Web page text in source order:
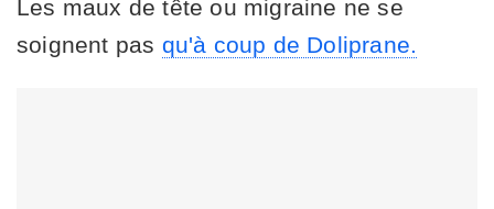
Les maux de tête ou migraine ne se
soignent pas qu'à coup de Doliprane.